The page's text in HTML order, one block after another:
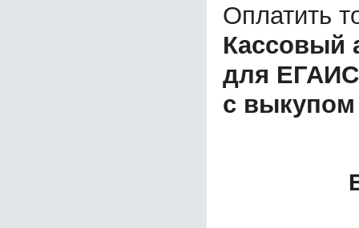
Оплатить
Кассовый
для ЕГАИС
с выкупом